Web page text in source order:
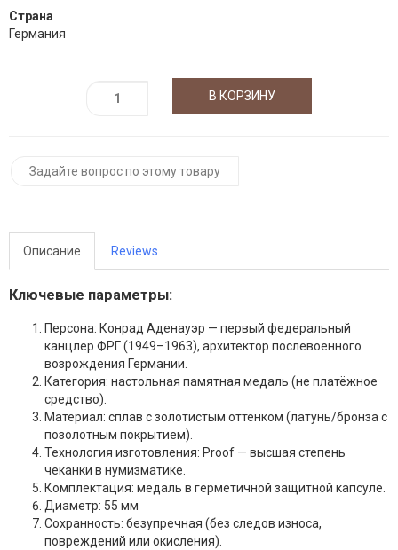
Страна
Германия
Задайте вопрос по этому товару
Описание Reviews
Ключевые параметры:
Персона: Конрад Аденауэр — первый федеральный
канцлер ФРГ (1949–1963), архитектор послевоенного
возрождения Германии.
Категория: настольная памятная медаль (не платёжное
средство).
Материал: сплав с золотистым оттенком (латунь/бронза с
позолотным покрытием).
Технология изготовления: Proof — высшая степень
чеканки в нумизматике.
Комплектация: медаль в герметичной защитной капсуле.
Диаметр: 55 мм
Сохранность: безупречная (без следов износа,
повреждений или окисления).